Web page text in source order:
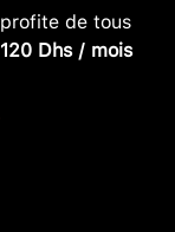
de tous
120 Dhs / mois